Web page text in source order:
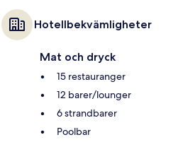
Hotellbekvämligheter
Mat och dryck
15 restauranger
12 barer/lounger
6 strandbarer
Poolbar